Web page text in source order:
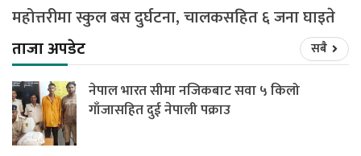
महोत्तरीमा स्कुल बस दुर्घटना, चालकसहित ६ जना घाइते
ताजा अपडेट
सबै
नेपाल भारत सीमा नजिकबाट सवा ५ किलो
गाँजासहित दुई नेपाली पक्राउ